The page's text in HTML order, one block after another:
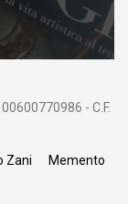
- C.F.
Zani
Memento